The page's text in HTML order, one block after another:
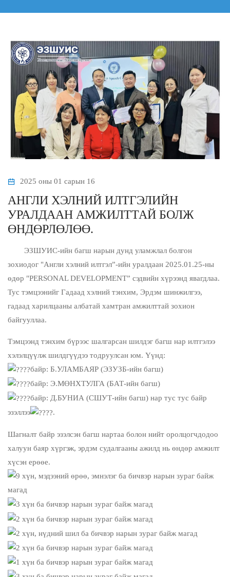
2025 оны 01 сарын 16
АНГЛИ ХЭЛНИЙ ИЛТГЭЛИЙН
УРАЛДААН АМЖИЛТТАЙ БОЛЖ
ӨНДӨРЛӨЛӨӨ.
ЭЗШУИС-ийн багш нарын дунд уламжлал болгон
зохиодог "Англи хэлний илтгэл”-ийн уралдаан 2025.01.25-ны
өдөр "PERSONAL DEVELOPMENT” сэдвийн хүрээнд явагдлаа.
Тус тэмцээнийг Гадаад хэлний тэнхим, Эрдэм шинжилгээ,
гадаад харилцааны албатай хамтран амжилттай зохион
байгууллаа.
Тэмцээнд тэнхим бүрээс шалгарсан шилдэг багш нар илтгэлээ
хэлэлцүүлж шилдгүүдээ тодруулсан юм. Үүнд:
байр: Б.УЛАМБАЯР (ЭЗУЗБ-ийн багш)
байр: Э.МӨНХТУЛГА (БАТ-ийн багш)
байр: Д.БУНИА (СШУТ-ийн багш) нар тус тус байр
эзэллээ
.
Шагналт байр эзэлсэн багш нартаа болон нийт оролцогчдодоо
халуун баяр хүргэж, эрдэм судалгааны ажилд нь өндөр амжилт
хүсэн ерөөе.